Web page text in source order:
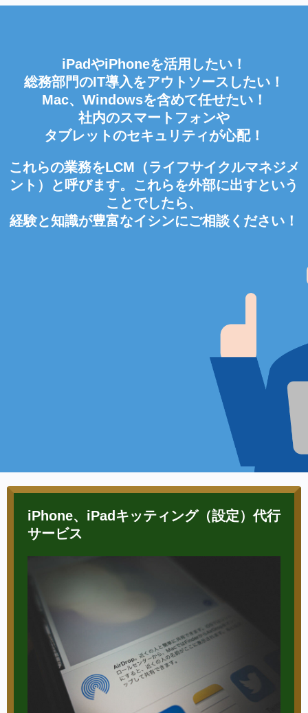
iPadやiPhoneを活用したい！
総務部門のIT導入をアウトソースしたい！
Mac、Windowsを含めて任せたい！
社内のスマートフォンや
タブレットのセキュリティが心配！
これらの業務をLCM（ライフサイクルマネジメ
ント）と呼びます。これらを外部に出すという
ことでしたら、
経験と知識が豊富なイシンにご相談ください！
iPhone、iPadキッティング（設定）代行
サービス